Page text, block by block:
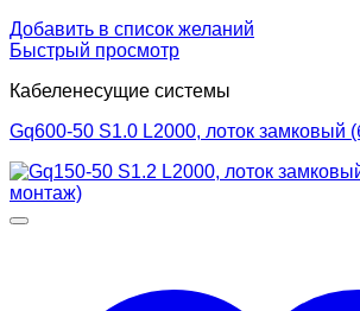
Добавить в список желаний
Быстрый просмотр
Кабеленесущие системы
Gq600-50 S1.0 L2000, лоток замковый